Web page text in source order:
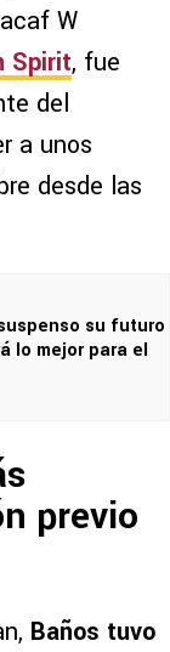
W
Spirit, fue
del
a unos
desde las
su futuro
lo mejor para el
previo
Baños tuvo